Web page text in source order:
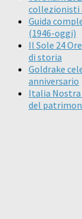
collezionisti
Guida
(1946-oggi)
Il Sole 24
di storia
Goldrake
anniversario
Italia
del